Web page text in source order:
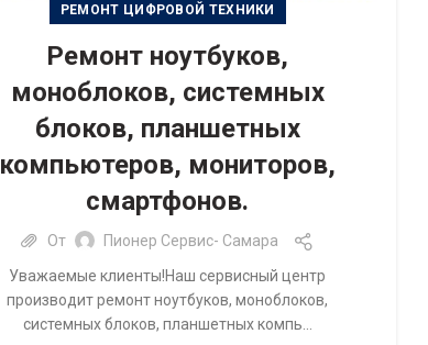
РЕМОНТ ЦИФРОВОЙ ТЕХНИКИ
Ремонт ноутбуков,
моноблоков, системных
блоков, планшетных
компьютеров, мониторов,
смартфонов.
От
Пионер Сервис- Самара
Уважаемые клиенты!Наш сервисный центр
производит ремонт ноутбуков, моноблоков,
системных блоков, планшетных компь...